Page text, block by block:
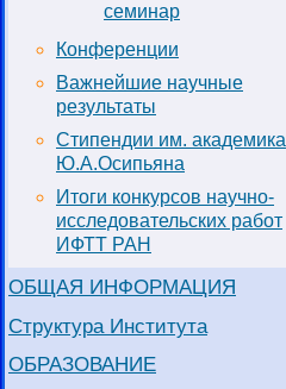
семинар
Конференции
Важнейшие научные
результаты
Стипендии им. академика
Ю.А.Осипьяна
Итоги конкурсов научно-
исследовательских работ
ИФТТ РАН
ОБЩАЯ ИНФОРМАЦИЯ
Структура Института
ОБРАЗОВАНИЕ